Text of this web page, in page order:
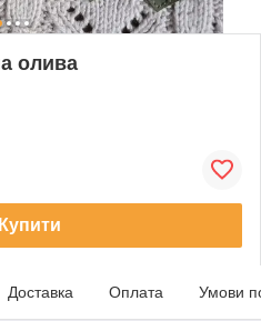
олива
Купити
Доставка Оплата Умови